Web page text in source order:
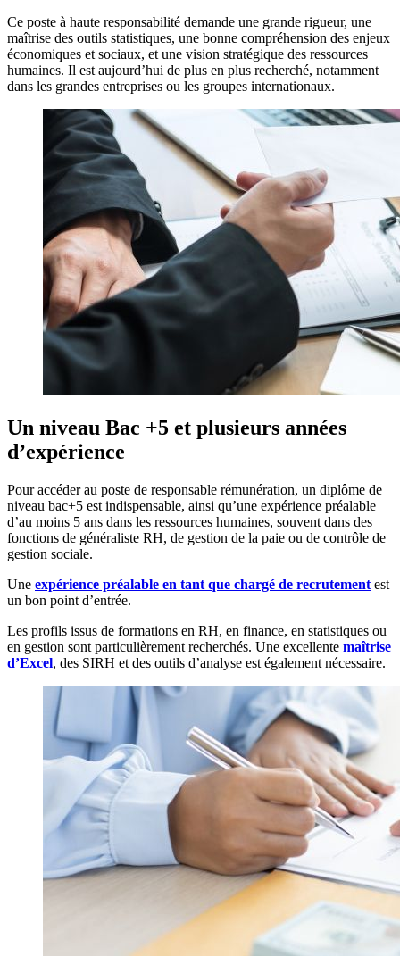
Ce poste à haute responsabilité demande une grande rigueur, une
maîtrise des outils statistiques, une bonne compréhension des enjeux
économiques et sociaux, et une vision stratégique des ressources
humaines. Il est aujourd’hui de plus en plus recherché, notamment
dans les grandes entreprises ou les groupes internationaux.
Un niveau Bac +5 et plusieurs années
d’expérience
Pour accéder au poste de responsable rémunération, un diplôme de
niveau bac+5 est indispensable, ainsi qu’une expérience préalable
d’au moins 5 ans dans les ressources humaines, souvent dans des
fonctions de généraliste RH, de gestion de la paie ou de contrôle de
gestion sociale.
Une expérience préalable en tant que chargé de recrutement est
un bon point d’entrée.
Les profils issus de formations en RH, en finance, en statistiques ou
en gestion sont particulièrement recherchés. Une excellente maîtrise
d’Excel, des SIRH et des outils d’analyse est également nécessaire.